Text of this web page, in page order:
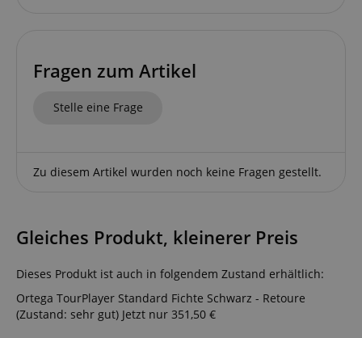
Fragen zum Artikel
Stelle eine Frage
Zu diesem Artikel wurden noch keine Fragen gestellt.
Gleiches Produkt, kleinerer Preis
Dieses Produkt ist auch in folgendem Zustand erhältlich:
Ortega TourPlayer Standard Fichte Schwarz - Retoure
(Zustand: sehr gut) Jetzt nur 351,50 €
.amazon.com
Datenschutzerklärung